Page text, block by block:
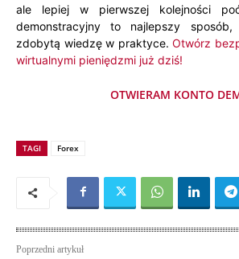
ale lepiej w pierwszej kolejności
demonstracyjny to najlepszy
zdobytą wiedzę w praktyce. Otwórz
wirtualnymi pieniędzmi już dziś!
OTWIERAM KONTO
TAGI Forex
Poprzedni artykuł